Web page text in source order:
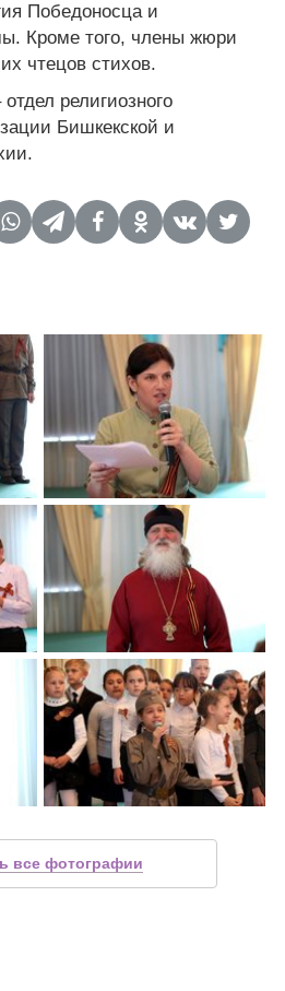
Победоносца и
Кроме того, члены жюри
чтецов стихов.
религиозного
Бишкекской и
все фотографии